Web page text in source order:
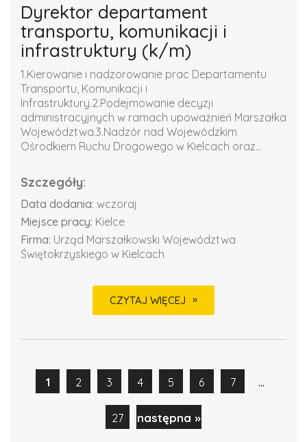
Dyrektor departament
transportu, komunikacji i
infrastruktury (k/m)
1.Kierowanie i nadzorowanie prac Departamentu
Transportu, Komunikacji i
Infrastruktury.2.Podejmowanie decyzji
administracyjnych w ramach upoważnień Marszałka
Województwa.3.Nadzór nad Wojewódzkim
Ośrodkiem Ruchu Drogowego w Kielcach oraz...
Szczegóły:
Data dodania: wczoraj
Miejsce pracy: Kielce
Firma: Urząd Marszałkowski Województwa
Świętokrzyskiego w Kielcach
CZYTAJ WIĘCEJ
1 2 3 4 5 6 7 ...
27 następna »